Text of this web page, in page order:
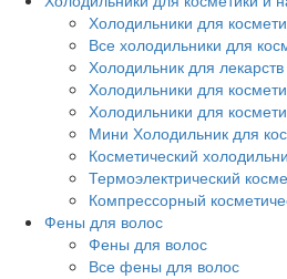
Холодильники для
Все холодильники для
Холодильник для
Холодильники для
Холодильники для
Мини Холодильник для
Косметический
Термоэлектрический
Компрессорный
Фены для волос
Фены для волос
Все фены для волос